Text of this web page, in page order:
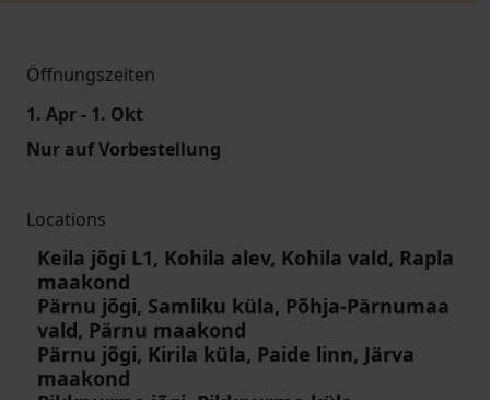
Öffnungszeiten
1. Apr - 1. Okt
Nur auf Vorbestellung
Locations
Keila jõgi L1, Kohila alev, Kohila vald, Rapla
maakond
Pärnu jõgi, Samliku küla, Põhja-Pärnumaa
vald, Pärnu maakond
Pärnu jõgi, Kirila küla, Paide linn, Järva
maakond